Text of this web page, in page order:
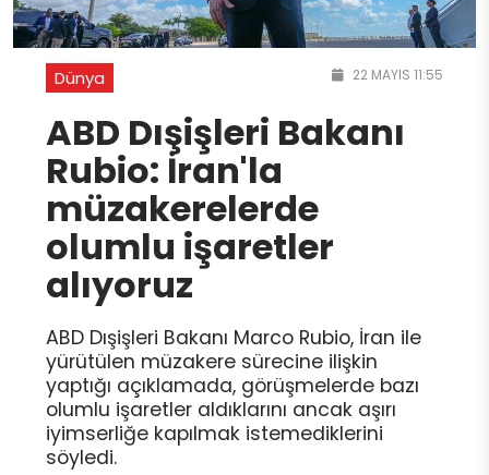
Dünya 22 MAYIS 11:55
ABD Dışişleri Bakanı
Rubio: İran'la
müzakerelerde
olumlu işaretler
alıyoruz
ABD Dışişleri Bakanı Marco Rubio, İran ile
yürütülen müzakere sürecine ilişkin
yaptığı açıklamada, görüşmelerde bazı
olumlu işaretler aldıklarını ancak aşırı
iyimserliğe kapılmak istemediklerini
söyledi.